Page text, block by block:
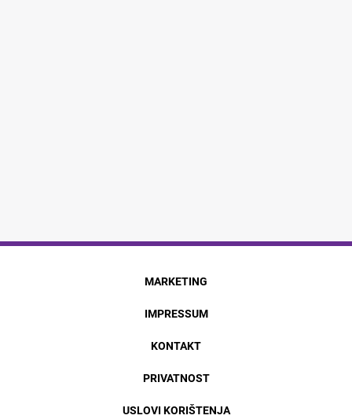
MARKETING
IMPRESSUM
KONTAKT
PRIVATNOST
USLOVI KORIŠTENJA